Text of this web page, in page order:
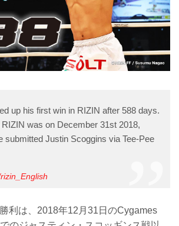
up his first win in RIZIN after 588 days.
was on December 31st 2018,
submitted Justin Scoggins via Tee-Pee
利は、2018年12月31日のCygames